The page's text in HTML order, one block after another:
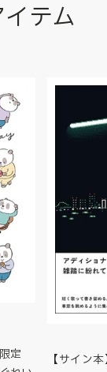
テム
定
【サイン